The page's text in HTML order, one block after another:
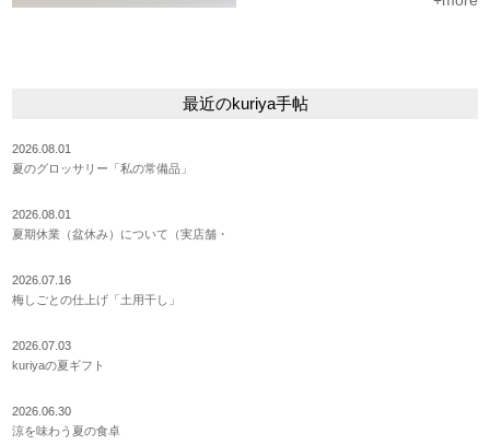
最近のkuriya手帖
2026.08.01
夏のグロッサリー「私の常備品」
2026.08.01
夏期休業（盆休み）について（実店舗・
2026.07.16
梅しごとの仕上げ「土用干し」
2026.07.03
kuriyaの夏ギフト
2026.06.30
涼を味わう夏の食卓